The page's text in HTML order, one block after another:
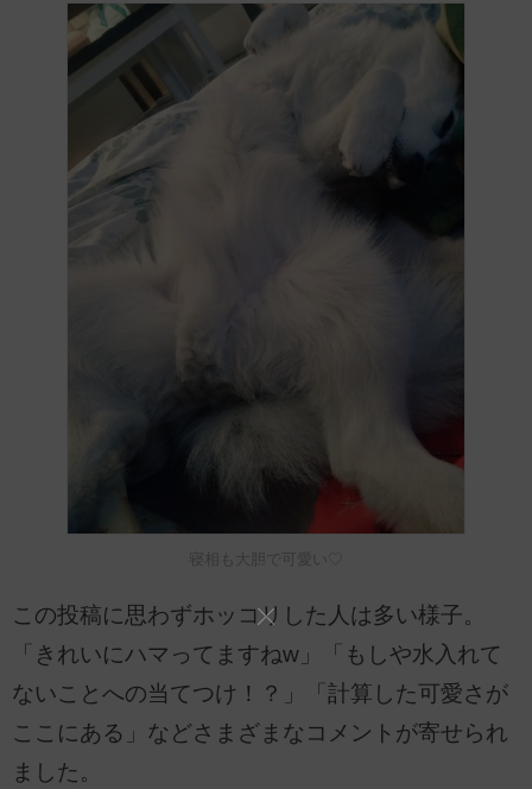
寝相も大胆で可愛い♡
この投稿に思わずホッコリした人は多い様子。
「きれいにハマってますねw」「もしや水入れて
ないことへの当てつけ！？」「計算した可愛さが
ここにある」などさまざまなコメントが寄せられ
ました。